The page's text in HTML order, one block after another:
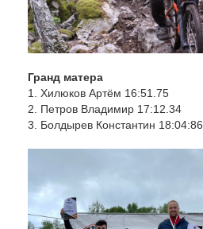
Гранд матера
1. Хилюков Артём 16:51.75
2. Петров Владимир 17:12.34
3. Болдырев Константин 18:04:86